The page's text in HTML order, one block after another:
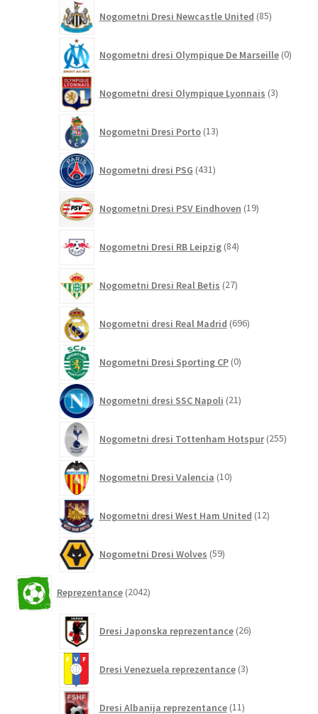
Nogometni Dresi Newcastle United 85izdelkov
Nogometni dresi Olympique De Marseille 0
Nogometni dresi Olympique Lyonnais 3izdelki
Nogometni Dresi Porto 13izdelkov
Nogometni dresi PSG 431izdelkov
Nogometni Dresi PSV Eindhoven 19izdelkov
Nogometni Dresi RB Leipzig 84izdelkov
Nogometni Dresi Real Betis 27izdelkov
Nogometni dresi Real Madrid 696izdelkov
Nogometni Dresi Sporting CP 0izdelkov
Nogometni dresi SSC Napoli 21izdelkov
Nogometni dresi Tottenham Hotspur 255
Nogometni Dresi Valencia 10izdelkov
Nogometni dresi West Ham United 12izdelkov
Nogometni Dresi Wolves 59izdelkov
Reprezentance 2042izdelkov
Dresi Japonska reprezentance 26izdelkov
Dresi Venezuela reprezentance 3izdelki
Dresi Albanija reprezentance 11